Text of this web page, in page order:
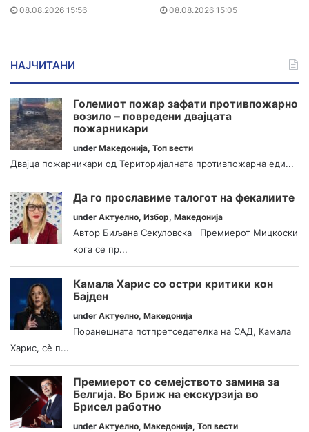
08.08.2026 15:56 08.08.2026 15:05
НАЈЧИТАНИ
Големиот пожар зафати противпожарно
возило – повредени двајцата
пожарникари
under Македонија, Топ вести
Двајца пожарникари од Територијалната противпожарна еди...
Да го прославиме талогот на фекалиите
under Актуелно, Избор, Македонија
Автор Биљана Секуловска Премиерот Мицкоски
кога се пр...
Камала Харис со остри критики кон
Бајден
under Актуелно, Македонија
Поранешната потпретседателка на САД, Камала
Харис, сè п...
Премиерот со семејството замина за
Белгија. Во Бриж на екскурзија во
Брисел работно
under Актуелно, Македонија, Топ вести